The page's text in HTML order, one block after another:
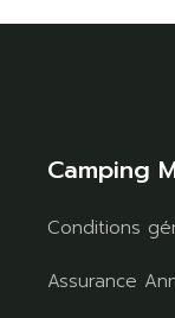
Camping
Conditions
Assurance